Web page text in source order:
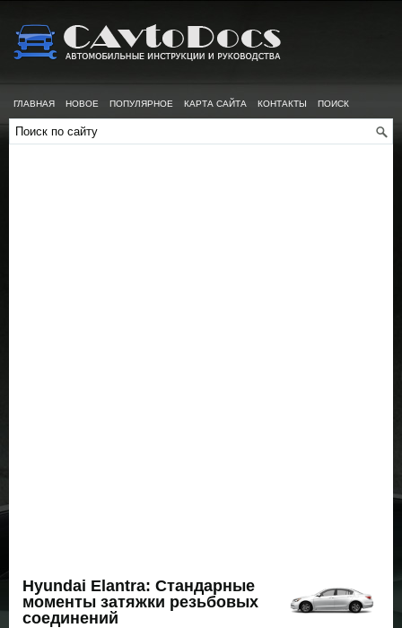
ГЛАВНАЯ НОВОЕ ПОПУЛЯРНОЕ КАРТА САЙТА КОНТАКТЫ ПОИСК
Hyundai Elantra: Стандарные
моменты затяжки резьбовых
соединений